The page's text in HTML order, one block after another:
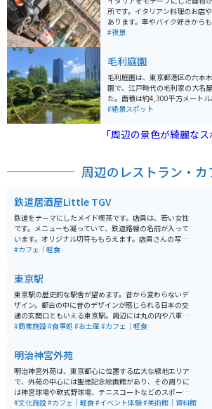
所です。イタリアン料理のお店
あります。車やバイク好きから
人気の場所となっています。オ
#夜景
毛利庭園
毛利庭園は、東京都港区の六本
園で、江戸時代の毛利家の大名
た。面積は約4,300平方メート
に自然を楽しめるスポットとして
り、四季折々の美しい風景を楽
には桜、秋には紅葉が見事で、
融合しており、庭園散策の後に
入場無料で、休憩スポットとし
力です。交通アクセスも良好で
と便利な立地にあります。
#絶景スポット
「周辺の景色が綺麗な
周辺のレストラン・カ
鉄道居酒屋Little TGV
鉄道をテーマにしたメイド喫茶です。店員は、若い女性
です。メニューも凝っていて、鉄道路線の名前が入って
います。オリジナル切符ももらえます。店員さんの写真
撮影禁止でしたが、店内の風景は撮影可能です。店内に
#カフェ｜軽食
東京駅
東京駅の歴史的な駅舎が望めます。昔から変わらないデ
ザイン。都会の中に昔のデザインが感じられる日本の交
通の玄関口ともいえる東京駅。周辺には丸の内や八重洲
といったオフィス街が形成されている。近年ではKITTE
今回は100年以上東京の象徴として存在している。
#商業施設#食事処 #お土産#カフェ｜軽食
明治神宮外苑
明治神宮外苑は、東京都心に位置する広大な緑地エリア
で、外苑の中心には聖徳記念絵画館があり、その周りに
は神宮球場や軟式野球場、テニスコートなどのスポーツ
施設が点在しています。特に秋には、青山通りから続く
#文化施設#カフェ｜軽食#イベント体験#美術館｜資料館